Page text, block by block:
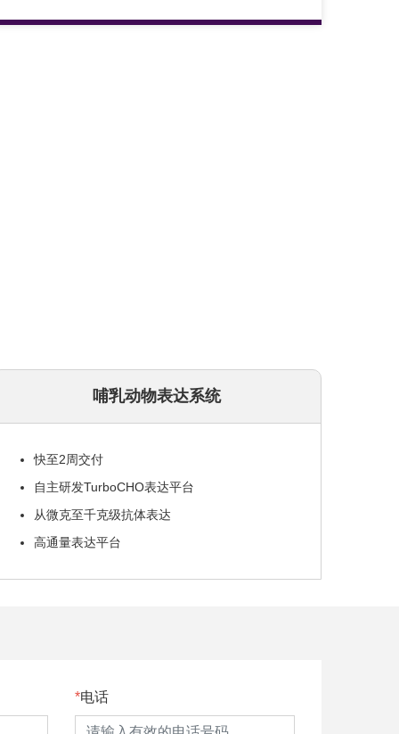
哺乳动物表达系统
快至2周交付
自主研发TurboCHO表达平台
从微克至千克级抗体表达
高通量表达平台
电话